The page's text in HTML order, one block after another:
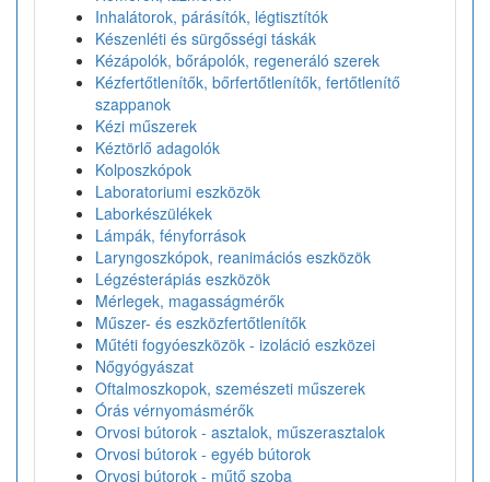
Inhalátorok, párásítók, légtisztítók
Készenléti és sürgősségi táskák
Kézápolók, bőrápolók, regeneráló szerek
Kézfertőtlenítők, bőrfertőtlenítők, fertőtlenítő
szappanok
Kézi műszerek
Kéztörlő adagolók
Kolposzkópok
Laboratoriumi eszközök
Laborkészülékek
Lámpák, fényforrások
Laryngoszkópok, reanimációs eszközök
Légzésterápiás eszközök
Mérlegek, magasságmérők
Műszer- és eszközfertőtlenítők
Műtéti fogyóeszközök - izoláció eszközei
Nőgyógyászat
Oftalmoszkopok, szemészeti műszerek
Órás vérnyomásmérők
Orvosi bútorok - asztalok, műszerasztalok
Orvosi bútorok - egyéb bútorok
Orvosi bútorok - műtő szoba